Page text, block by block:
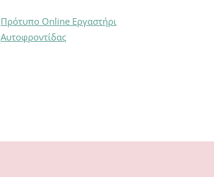
Πρότυπο Online Εργαστήρι
Αυτοφροντίδας